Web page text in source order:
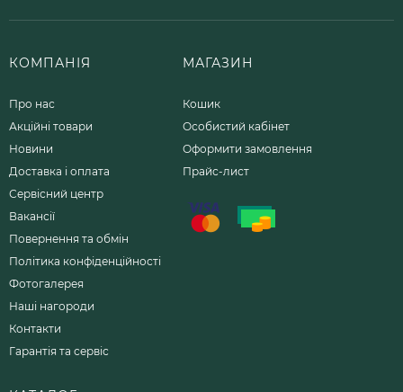
КОМПАНІЯ
Про нас
Акційні товари
Новини
Доставка і оплата
Сервісний центр
Вакансії
Повернення та обмін
Політика конфіденційності
Фотогалерея
Наші нагороди
Контакти
Гарантія та сервіс
МАГАЗИН
Кошик
Особистий кабінет
Оформити замовлення
Прайс-лист